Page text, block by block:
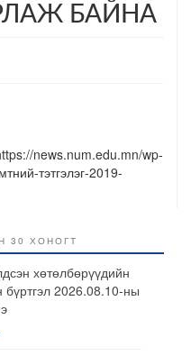
БАЙНА
wp-
тэтгэлэг-2019-
30 ХОНОГТ
хөтөлбөрүүдийн
бүртгэл 2026.08.10-ны